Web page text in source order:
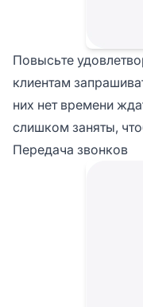
Повысьте
клиентам
них нет времени
слишком заняты,
Передача звонков